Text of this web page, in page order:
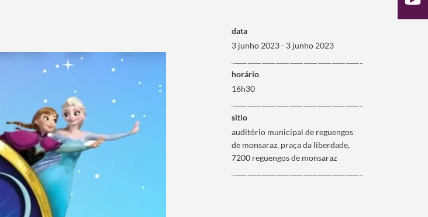
data
3 junho 2023 - 3 junho 2023
horário
16h30
sitio
auditório municipal de reguengos
de monsaraz, praça da liberdade,
7200 reguengos de monsaraz